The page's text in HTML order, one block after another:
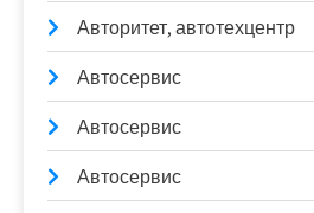
Авторитет, автотехцентр
Автосервис
Автосервис
Автосервис